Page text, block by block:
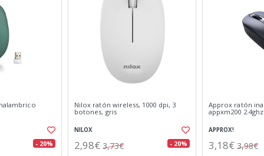
- 20%
Nilox ratón wireless, 1000 dpi, 3
botones, gris
NILOX
2,98€ 3,73€ - 20%
Approx ratón
appxm200
APPROX!
3,18€ 3,98€